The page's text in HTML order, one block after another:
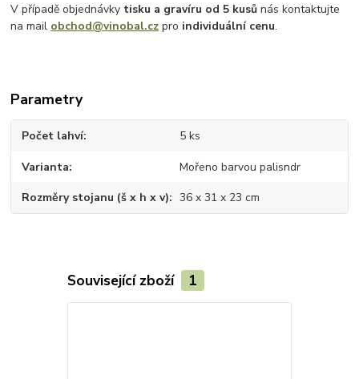
V případě objednávky tisku a gravíru od 5 kusů nás kontaktujte
na mail obchod@vinobal.cz pro individuální cenu.
Parametry
Počet lahví 5 ks
Varianta Mořeno barvou palisndr
Rozměry stojanu (š x h x v) 36 x 31 x 23 cm
Související zboží 1